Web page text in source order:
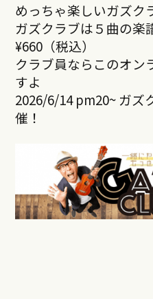
めっちゃ楽しいガズク
ガズクラブは５曲の楽
¥660（税込）
クラブ員ならこのオン
すよ
2026/6/14 pm20~ ガズ
催！